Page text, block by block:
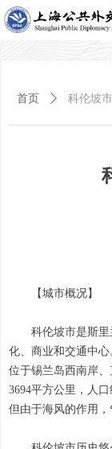
【城市概况】
科伦坡市是斯
化、商业和交通中心
位于锡兰岛西南岸
3694平方公里，人
但由于海风的作用，
首页 ꄲ 科伦坡